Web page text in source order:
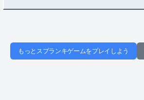
もっとスプランキゲームをプレイしよう